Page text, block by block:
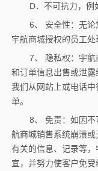
D．不可抗力，例
6、 安全性：无
宇航商城授权的员工处
7、 隐私权：宇
和订单信息出售或泄露
我们从网站上或电话
单。
8、 免责：如因
航商城销售系统崩溃
有关的信息、记录等
宜，并努力使客户免受